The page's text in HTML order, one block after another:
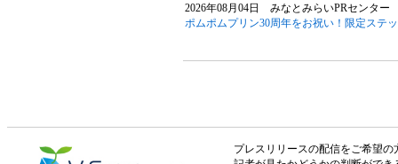
2026年08月04日 みなとみらいPRセンタ
ポムポムプリン30周年をお祝い！限定ステ
プレスリリースの配信をご希望の